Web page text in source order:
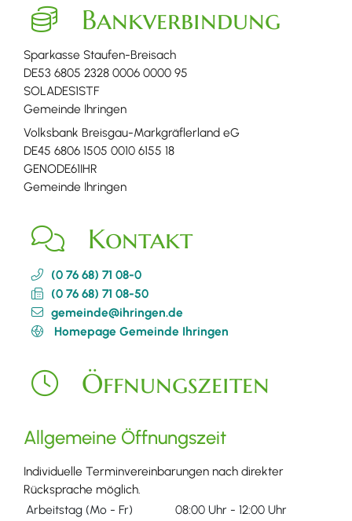
Bankverbindung
Sparkasse Staufen-Breisach
DE53 6805 2328 0006 0000 95
SOLADES1STF
Gemeinde Ihringen
Volksbank Breisgau-Markgräflerland eG
DE45 6806 1505 0010 6155 18
GENODE61IHR
Gemeinde Ihringen
Kontakt
(0 76 68) 71 08-0
(0 76 68) 71 08-50
gemeinde@ihringen.de
Homepage Gemeinde Ihringen
Öffnungszeiten
Allgemeine Öffnungszeit
Individuelle Terminvereinbarungen nach direkter
Rücksprache möglich.
Arbeitstag (Mo - Fr)
08:00 Uhr - 12:00 Uhr